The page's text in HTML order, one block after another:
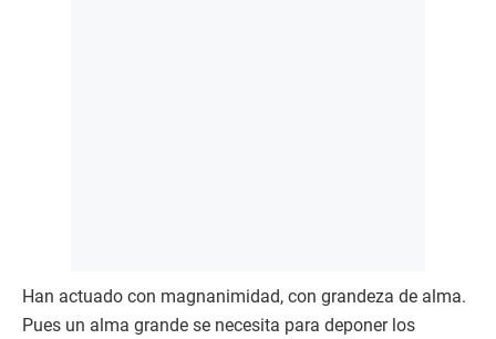
Han actuado con magnanimidad, con grandeza de alma.
Pues un alma grande se necesita para deponer los